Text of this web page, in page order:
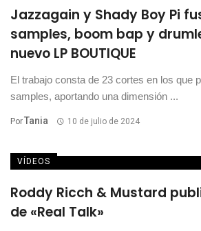
Jazzagain y Shady Boy Pi
samples, boom bap y
nuevo LP BOUTIQUE
El trabajo consta de 23 cortes en los que
samples, aportando una dimensión ...
PorTania 10 de julio de 2024
VÍDEOS
Roddy Ricch & Mustard
de «Real Talk»